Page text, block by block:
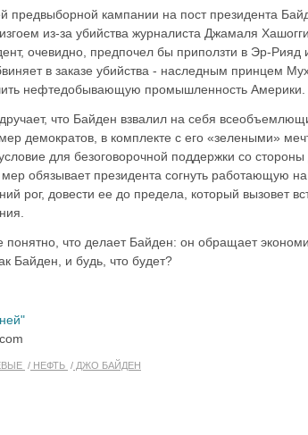
предвыборной кампании на пост президента
из-за убийства журналиста Джамаля
очевидно, предпочел бы приползти в Эр-Рияд
в заказе убийства - наследным принцем
нефтедобывающую промышленность Америки.
что Байден взвалил на себя
демократов, в комплекте с его «зелеными»
для безоговорочной поддержки со
мер обязывает президента согнуть работающую
рог, довести ее до предела, который вызовет
понятно, что делает Байден: он обращает
Байден, и будь, что будет?
НЕФТЬ ДЖО БАЙДЕН